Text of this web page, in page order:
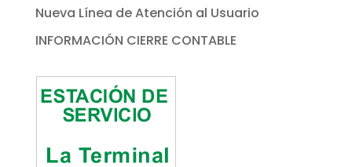
Nueva Línea de Atención al Usuario
INFORMACIÓN CIERRE CONTABLE